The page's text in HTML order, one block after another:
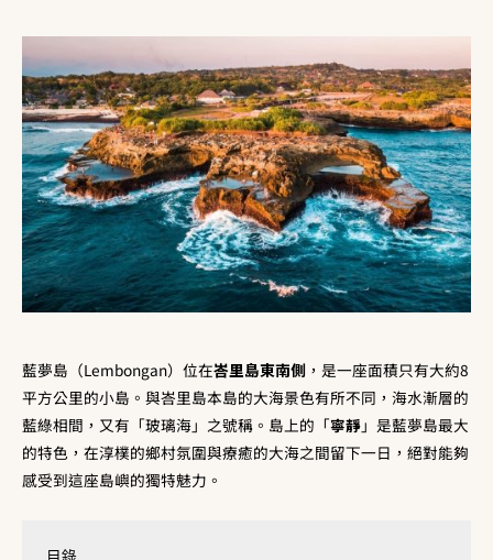
藍夢島（Lembongan）位在峇里島東南側 ，是一座面積只有大約8
平方公里的小島。與峇里島本島的大海景色有所不同，海水漸層的
藍綠相間，又有「玻璃海」之號稱。島上的「寧靜」是藍夢島最大
的特色，在淳樸的鄉村氛圍與療癒的大海之間留下一日，絕對能夠
感受到這座島嶼的獨特魅力。